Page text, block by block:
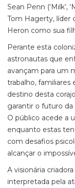
Sean Penn (‘Milk’,
Tom Hagerty, líder
Heron como sua
Perante esta
astronautas que
avançam para um
trabalho, familiares
destino desta
garantir o futuro
O público acede a
enquanto estas
com desafios
alcançar o
A visionária
interpretada pela